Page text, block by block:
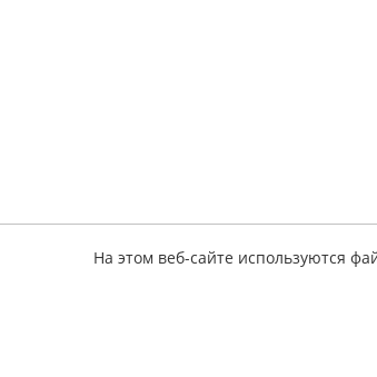
На этом веб-сайте используются